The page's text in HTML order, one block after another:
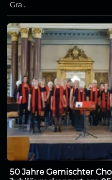
Gra...
50 Jahre Gemischter